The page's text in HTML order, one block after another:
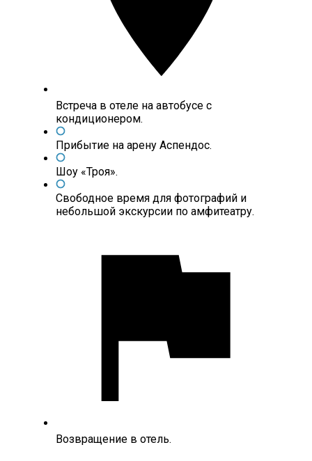
Встреча в отеле на автобусе с
кондиционером.
Прибытие на арену Аспендос.
Шоу «Троя».
Свободное время для фотографий и
небольшой экскурсии по амфитеатру.
Возвращение в отель.